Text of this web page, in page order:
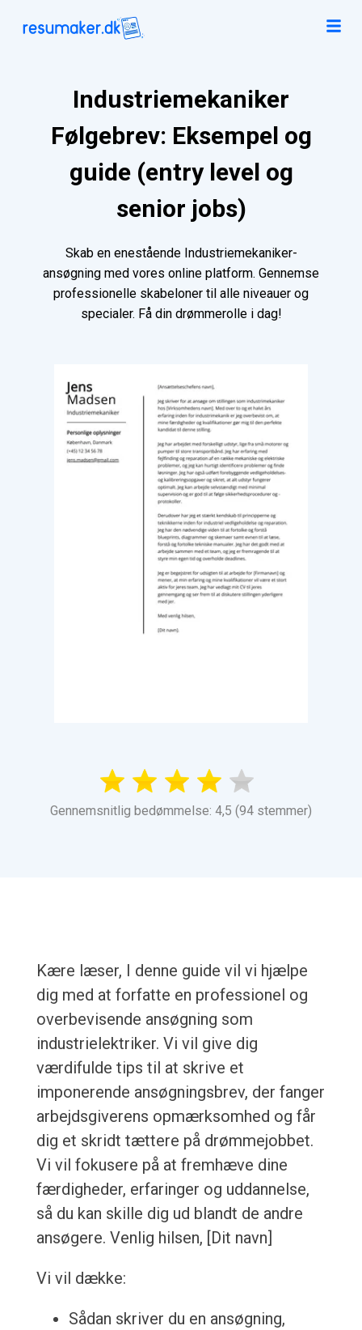
Industriemekaniker
Følgebrev: Eksempel og
guide (entry level og
senior jobs)
Skab en enestående Industriemekaniker-
ansøgning med vores online platform. Gennemse
professionelle skabeloner til alle niveauer og
specialer. Få din drømmerolle i dag!
Gennemsnitlig bedømmelse: 4,5 (94 stemmer)
Kære læser, I denne guide vil vi hjælpe
dig med at forfatte en professionel og
overbevisende ansøgning som
industrielektriker. Vi vil give dig
værdifulde tips til at skrive et
imponerende ansøgningsbrev, der fanger
arbejdsgiverens opmærksomhed og får
dig et skridt tættere på drømmejobbet.
Vi vil fokusere på at fremhæve dine
færdigheder, erfaringer og uddannelse,
så du kan skille dig ud blandt de andre
ansøgere. Venlig hilsen, [Dit navn]
Vi vil dække:
Sådan skriver du en ansøgning,